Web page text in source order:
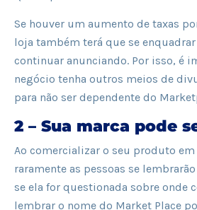
Se houver um aumento de taxas
loja também terá que se
continuar anunciando. Por isso, é
negócio tenha outros meios de
para não ser dependente do
2 – Sua marca pode
Ao comercializar o seu produto
raramente as pessoas se
se ela for questionada sobre onde
lembrar o nome do Market Place